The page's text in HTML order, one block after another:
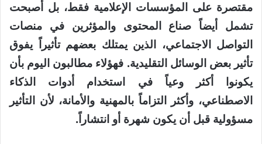
مقتصرة على المؤسسات الإعلامية فقط، بل أصبحت
تشمل أيضاً صناع المحتوى والمؤثرين في منصات
التواصل الاجتماعي، الذين يمتلك بعضهم تأثيراً يفوق
تأثير بعض الوسائل التقليدية. فهؤلاء مطالبون اليوم بأن
يكونوا أكثر وعياً في استخدام أدوات الذكاء
الاصطناعي، وأكثر التزاماً بالمهنية والأمانة، لأن التأثير
مسؤولية قبل أن يكون شهرة أو انتشاراً.